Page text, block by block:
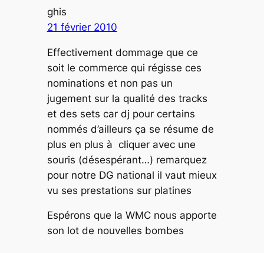
ghis
21 février 2010
Effectivement dommage que ce
soit le commerce qui régisse ces
nominations et non pas un
jugement sur la qualité des tracks
et des sets car dj pour certains
nommés d’ailleurs ça se résume de
plus en plus à cliquer avec une
souris (désespérant…) remarquez
pour notre DG national il vaut mieux
vu ses prestations sur platines
Espérons que la WMC nous apporte
son lot de nouvelles bombes